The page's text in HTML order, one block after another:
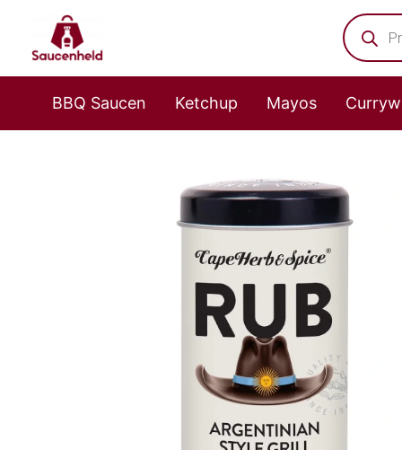
springen
Products
search
BBQ Saucen Ketchup Mayos